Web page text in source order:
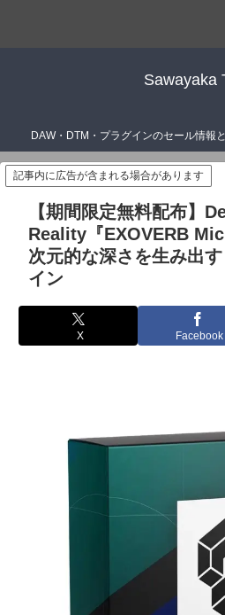
Sawayaka
DAW・DTM・プラグインのセール情報
記事内に広告が含まれる場合があります
【期間限定無料配布】
Reality『EXOVERB
次元的な深さを生み出
イン
X Facebook